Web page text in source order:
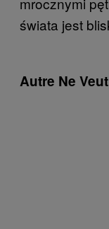
świata jest
Autre Ne